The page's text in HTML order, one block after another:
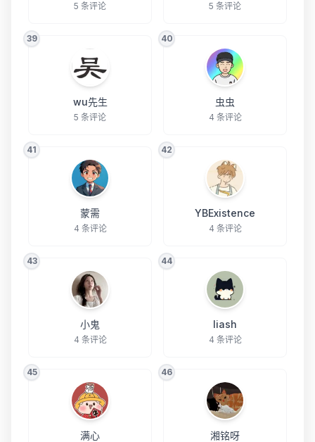
5 条评论 5 条评论
39
wu先生
5 条评论
40
虫虫
4 条评论
41
蒙需
4 条评论
42
YBExistence
4 条评论
43
小鬼
4 条评论
44
liash
4 条评论
45
满心
46
湘铭呀